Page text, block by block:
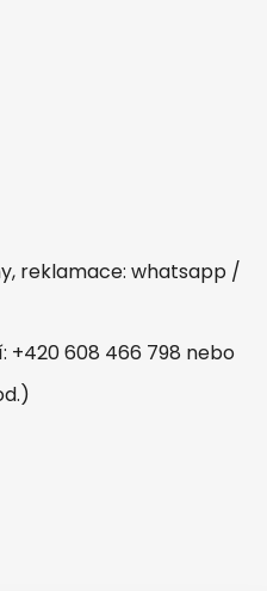
reklamace: whatsapp /
+420 608 466 798 nebo